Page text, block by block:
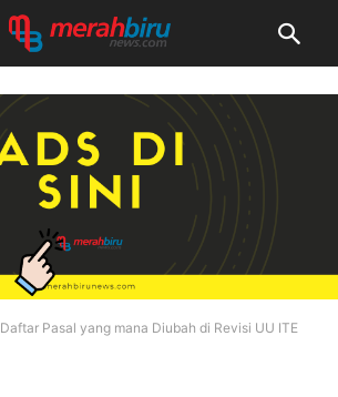
Daftar Pasal yang mana Diubah di Revisi UU ITE